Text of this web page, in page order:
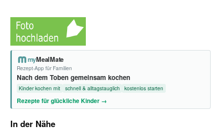
myMealMate
Rezept-App für Familien
Nach dem Toben gemeinsam kochen
Kinder kochen mit schnell & alltagstauglich kostenlos starten
Rezepte für glückliche Kinder →
In der Nähe